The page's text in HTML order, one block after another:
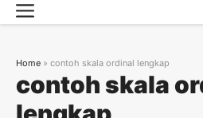
Skip
to
Menu
contoh skala
Home » contoh skala ordinal lengkap